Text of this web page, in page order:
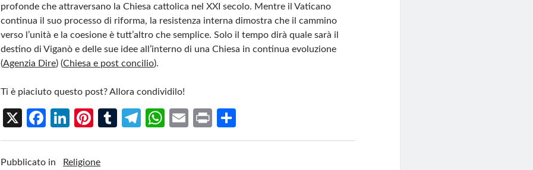
profonde che attraversano la Chiesa cattolica nel XXI secolo. Mentre il Vaticano
continua il suo processo di riforma, la resistenza interna dimostra che il cammino
verso l’unità e la coesione è tutt’altro che semplice. Solo il tempo dirà quale sarà il
destino di Viganò e delle sue idee all’interno di una Chiesa in continua evoluzione​
(Agenzia Dire) (Chiesa e post concilio)​.
Ti è piaciuto questo post? Allora condividilo!
X
Fa
ce
b
Li
n
ke
Pi
nt
er
T
u
Te
le
W
h
E
m
Pr
in h
Pubblicato in Religione